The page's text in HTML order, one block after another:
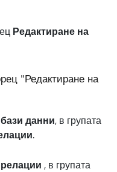
Редактиране на
"Редактиране на
данни, в групата
.
, в групата